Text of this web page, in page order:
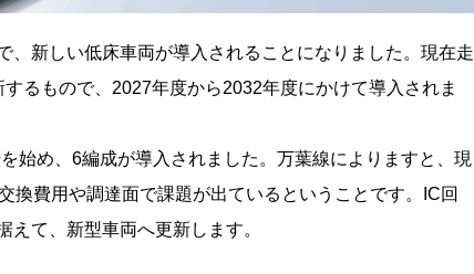
新しい低床車両が導入されることになりました。現在走
るもので、2027年度から2032年度にかけて導入されま
始め、6編成が導入されました。万葉線によりますと、現
換費用や調達面で課題が出ているということです。IC回
て、新型車両へ更新します。